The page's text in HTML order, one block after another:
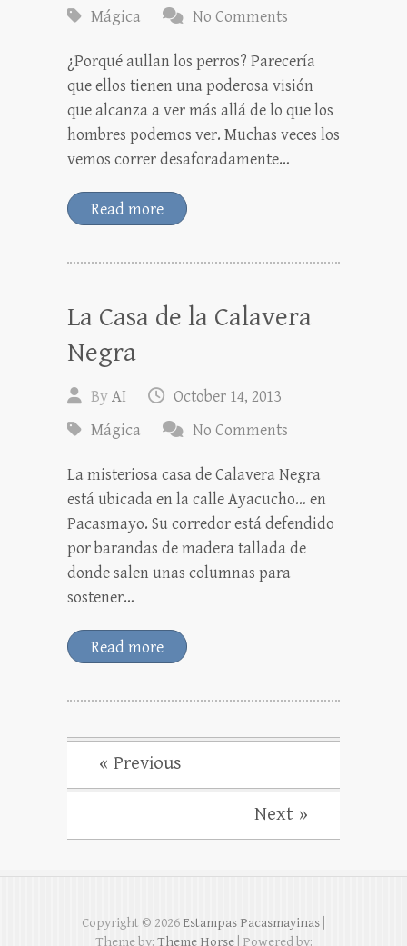
Mágica
No Comments
¿Porqué aullan los perros? Parecería
que ellos tienen una poderosa visión
que alcanza a ver más allá de lo que los
hombres podemos ver. Muchas veces los
vemos correr desaforadamente…
Read more
La Casa de la Calavera
Negra
ByAI
October 14, 2013
Mágica
No Comments
La misteriosa casa de Calavera Negra
está ubicada en la calle Ayacucho… en
Pacasmayo. Su corredor está defendido
por barandas de madera tallada de
donde salen unas columnas para
sostener…
Read more
« Previous
Next »
Copyright © 2026 Estampas Pacasmayinas
Theme by: Theme Horse| Powered by: